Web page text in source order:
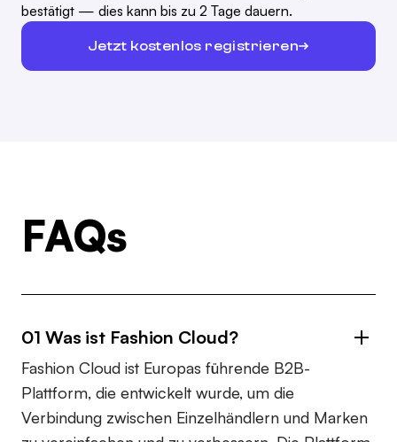
bestätigt — dies kann bis zu 2 Tage dauern.
Jetzt kostenlos registrieren
FAQs
01 Was ist Fashion Cloud?
Fashion Cloud ist Europas führende B2B-
Plattform, die entwickelt wurde, um die
Verbindung zwischen Einzelhändlern und Marken